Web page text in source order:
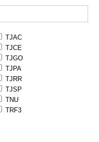
TJAC
TJCE
TJGO
TJPA
TJRR
TJSP
TNU
TRF3